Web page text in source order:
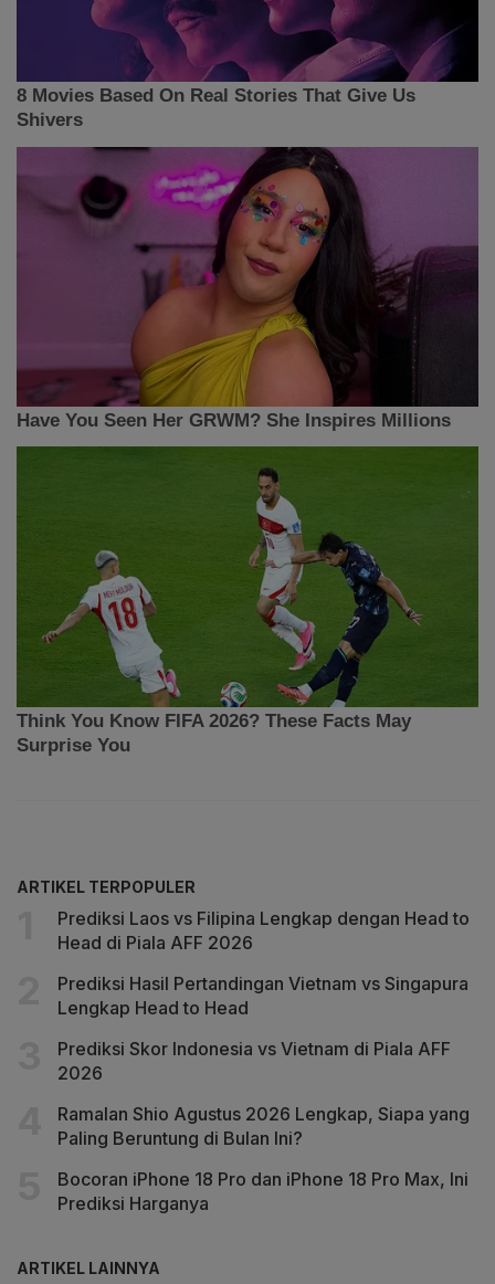
ARTIKEL TERPOPULER
Prediksi Laos vs Filipina Lengkap dengan Head to
Head di Piala AFF 2026
Prediksi Hasil Pertandingan Vietnam vs Singapura
Lengkap Head to Head
Prediksi Skor Indonesia vs Vietnam di Piala AFF
2026
Ramalan Shio Agustus 2026 Lengkap, Siapa yang
Paling Beruntung di Bulan Ini?
Bocoran iPhone 18 Pro dan iPhone 18 Pro Max, Ini
Prediksi Harganya
ARTIKEL LAINNYA